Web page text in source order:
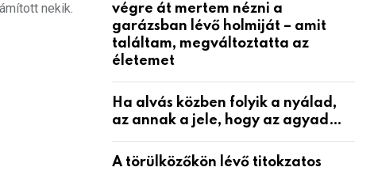
nekik.
végre át mertem nézni a
garázsban lévő holmiját – amit
találtam, megváltoztatta az
életemet
Ha alvás közben folyik a nyálad,
az annak a jele, hogy az agyad…
A törülközőkön lévő titokzatos